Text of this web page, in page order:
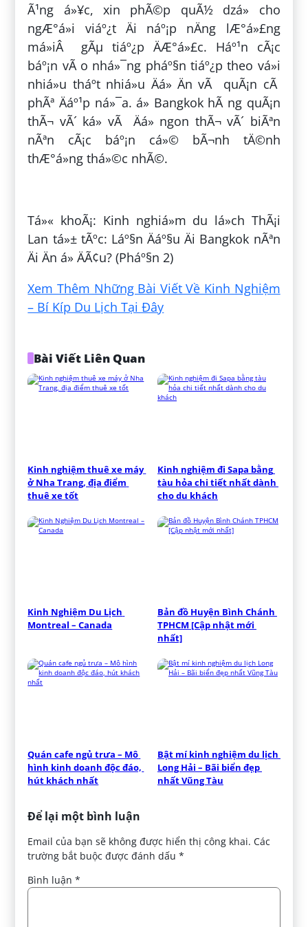
Ã¹ng á»¥c, xin phÃ©p quÃ½ dzá» cho
ngÆ°á»i viáº¿t Äi náº¡p nÄng lÆ°á»£ng
má»iÂ gÃµ tiáº¿p ÄÆ°á»£c. Háº¹n cÃ¡c
báº¡n vÃ o nhá»¯ng pháº§n tiáº¿p theo vá»i
nhiá»u tháº­t nhiá»u Äá» Än vÃ quÃ¡n cÃ
phÃª Äáº¹p ná»¯a. á» Bangkok hÃ ng quÃ¡n
thÃ¬ vÃ´ ká» vÃ Äá» ngon thÃ¬ vÃ´ biÃªn
nÃªn cÃ¡c báº¡n cá»© bÃ¬nh tÄ©nh
thÆ°á»ng thá»©c nhÃ©.
Tá»« khoÃ¡: Kinh nghiá»m du lá»ch ThÃ¡i
Lan tá»± tÃºc: Láº§n Äáº§u Äi Bangkok nÃªn
Äi Än á» ÄÃ¢u? (Pháº§n 2)
Xem Thêm Những Bài Viết Về Kinh Nghiệm
– Bí Kíp Du Lịch Tại Đây
Bài Viết Liên Quan
Kinh nghiệm thuê xe máy
ở Nha Trang, địa điểm
thuê xe tốt
Kinh nghiệm đi Sapa bằng
tàu hỏa chi tiết nhất dành
cho du khách
Kinh Nghiệm Du Lịch
Montreal – Canada
Bản đồ Huyện Bình Chánh
TPHCM [Cập nhật mới
nhất]
Quán cafe ngủ trưa – Mô
hình kinh doanh độc đáo,
hút khách nhất
Bật mí kinh nghiệm du lịch
Long Hải – Bãi biển đẹp
nhất Vũng Tàu
Để lại một bình luận
Email của bạn sẽ không được hiển thị công khai. Các
trường bắt buộc được đánh dấu*
Bình luận*